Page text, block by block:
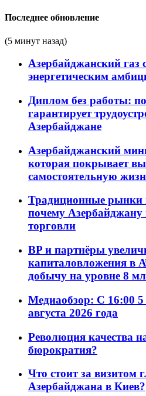
Последнее обновление
(5 минут назад)
Азербайджанский газ
энергетическим
Диплом без работы:
гарантирует
Азербайджане
Азербайджанский
которая покрывает
самостоятельную
Традиционные рынки
почему
торговли
BP и партнёры
капиталовложения в
добычу на уровне 8
Медиаобзор: С 16:00 5
августа 2026 года
Революция качества
бюрократия?
Что стоит за
Азербайджана в Киев?